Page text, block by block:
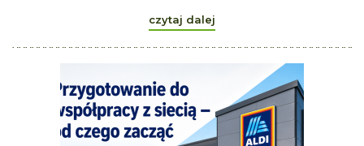
czytaj dalej